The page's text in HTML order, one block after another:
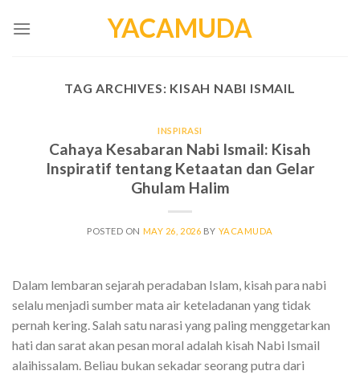
YACAMUDA
TAG ARCHIVES: KISAH NABI ISMAIL
INSPIRASI
Cahaya Kesabaran Nabi Ismail: Kisah
Inspiratif tentang Ketaatan dan Gelar
Ghulam Halim
POSTED ON MAY 26, 2026 BY YACAMUDA
Dalam lembaran sejarah peradaban Islam, kisah para nabi
selalu menjadi sumber mata air keteladanan yang tidak
pernah kering. Salah satu narasi yang paling menggetarkan
hati dan sarat akan pesan moral adalah kisah Nabi Ismail
alaihissalam. Beliau bukan sekadar seorang putra dari